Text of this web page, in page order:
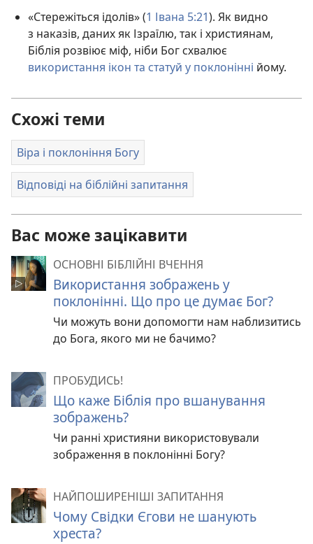
«Стережіться ідолів» (1 Івана 5:21). Як видно
з наказів, даних як Ізраїлю, так і християнам,
Біблія розвіює міф, ніби Бог схвалює
використання ікон та статуй у поклонінні йому.
Схожі теми
Віра і поклоніння Богу
Відповіді на біблійні запитання
Вас може зацікавити
ОСНОВНІ БІБЛІЙНІ ВЧЕННЯ
Використання зображень у
поклонінні. Що про це думає Бог?
Чи можуть вони допомогти нам наблизитись
до Бога, якого ми не бачимо?
ПРОБУДИСЬ!
Що каже Біблія про вшанування
зображень?
Чи ранні християни використовували
зображення в поклонінні Богу?
НАЙПОШИРЕНІШІ ЗАПИТАННЯ
Чому Свідки Єгови не шанують
хреста?